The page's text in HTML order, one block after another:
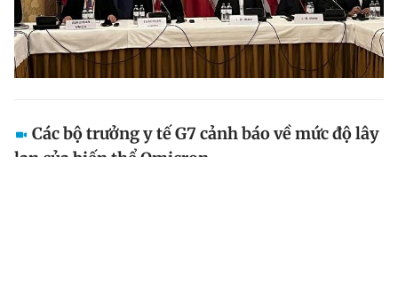
Các bộ trưởng y tế G7 cảnh báo về mức độ lây
lan của biến thể Omicron